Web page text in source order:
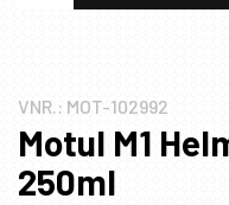
VNR.: MOT-102992
Motul M1
250ml